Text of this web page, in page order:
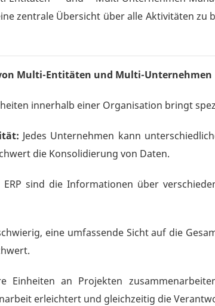
zentrale Übersicht über alle Aktivitäten zu
Multi-Entitäten und Multi-Unternehmen
innerhalb einer Organisation bringt
Jedes Unternehmen kann
die Konsolidierung von Daten.
sind die Informationen über
eine umfassende Sicht auf die
Einheiten an Projekten
erleichtert und gleichzeitig die